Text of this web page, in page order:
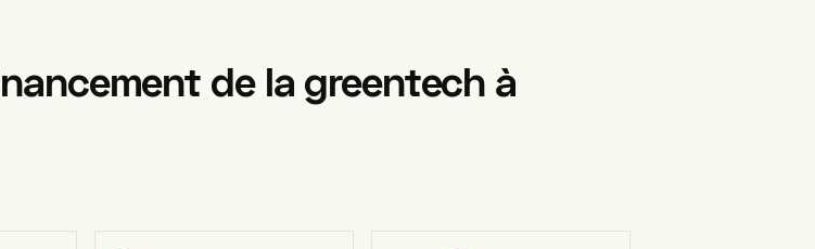
de la greentech à